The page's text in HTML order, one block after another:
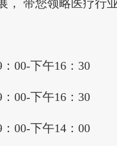
， 带您领略医疗行
00-下午16：30
00-下午16：30
00-下午14：00